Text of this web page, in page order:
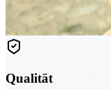
Qualität